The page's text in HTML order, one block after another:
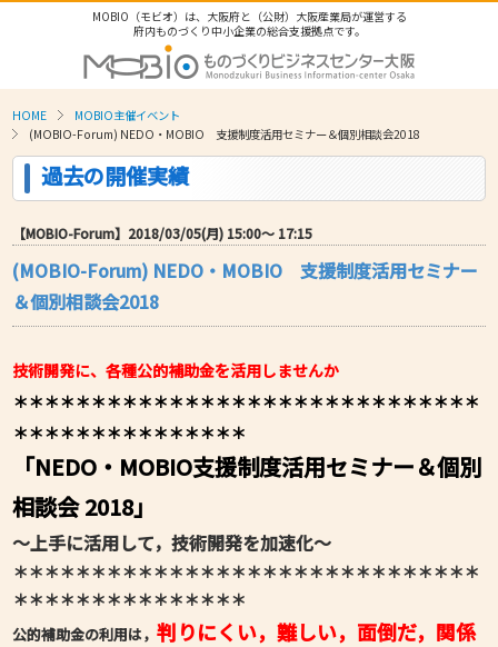
MOBIO（モビオ）は、大阪府と（公財）大阪産業局が運営する
府内ものづくり中小企業の総合支援拠点です。
HOME
MOBIO主催イベント
(MOBIO-Forum) NEDO・MOBIO 支援制度活用セミナー＆個別相談会2018
過去の開催実績
【MOBIO-Forum】2018/03/05(月) 15:00〜 17:15
(MOBIO-Forum) NEDO・MOBIO 支援制度活用セミナー
＆個別相談会2018
技術開発に、各種公的補助金を活用しませんか
＊＊＊＊＊＊＊＊＊＊＊＊＊＊＊＊＊＊＊＊＊＊＊＊＊＊＊＊＊＊
＊＊＊＊＊＊＊＊＊＊＊＊＊＊＊
「NEDO・MOBIO支援制度活用セミナー＆個別
相談会 2018」
～上手に活用して，技術開発を加速化～
＊＊＊＊＊＊＊＊＊＊＊＊＊＊＊＊＊＊＊＊＊＊＊＊＊＊＊＊＊＊
＊＊＊＊＊＊＊＊＊＊＊＊＊＊＊
公的補助金の利用は，判りにくい，難しい，面倒だ，関係